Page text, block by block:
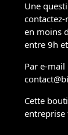
Une
en moins
entre 9h
Par e-mail
Cette
entreprise